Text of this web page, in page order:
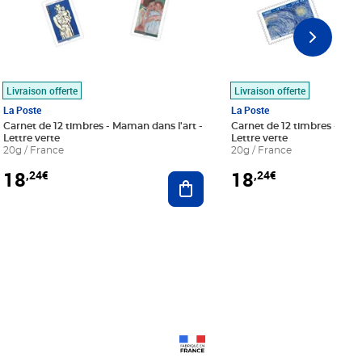
panier
Livraison offerte
La Poste
Carnet de 12 timbres - Maman dans l'art -
Lettre verte
20g / France
18,24€ Ajouter au panier
Livraison offerte
La Poste
Carnet de 12 timbres - Le
Lettre verte
20g / France
18,24€